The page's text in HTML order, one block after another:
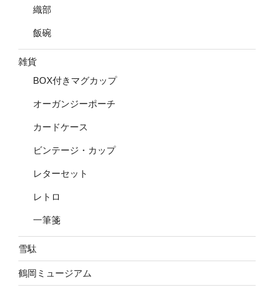
織部
飯碗
雑貨
BOX付きマグカップ
オーガンジーポーチ
カードケース
ビンテージ・カップ
レターセット
レトロ
一筆箋
雪駄
鶴岡ミュージアム